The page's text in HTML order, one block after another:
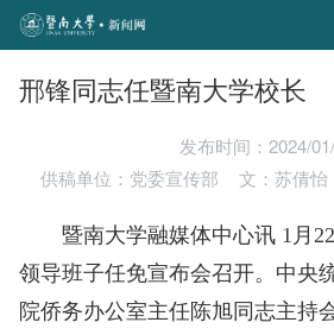
邢锋同志任暨南大学校长
发布时间：2024/
供稿单位：党委宣传部
文：苏倩怡
暨南大学融媒体中心讯 1月
领导班子任免宣布会召开。中央
院侨务办公室主任陈旭同志主持